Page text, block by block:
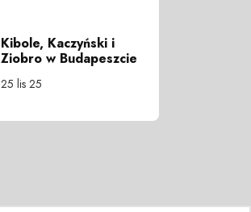
Kibole, Kaczyński i
Ziobro w Budapeszcie
25 lis 25